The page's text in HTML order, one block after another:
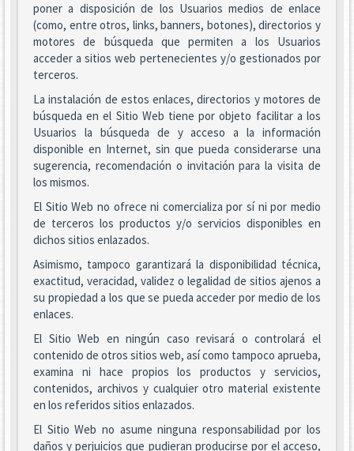
poner a disposición de los Usuarios medios de enlace
(como, entre otros, links, banners, botones), directorios y
motores de búsqueda que permiten a los Usuarios
acceder a sitios web pertenecientes y/o gestionados por
terceros.
La instalación de estos enlaces, directorios y motores de
búsqueda en el Sitio Web tiene por objeto facilitar a los
Usuarios la búsqueda de y acceso a la información
disponible en Internet, sin que pueda considerarse una
sugerencia, recomendación o invitación para la visita de
los mismos.
El Sitio Web no ofrece ni comercializa por sí ni por medio
de terceros los productos y/o servicios disponibles en
dichos sitios enlazados.
Asimismo, tampoco garantizará la disponibilidad técnica,
exactitud, veracidad, validez o legalidad de sitios ajenos a
su propiedad a los que se pueda acceder por medio de los
enlaces.
El Sitio Web en ningún caso revisará o controlará el
contenido de otros sitios web, así como tampoco aprueba,
examina ni hace propios los productos y servicios,
contenidos, archivos y cualquier otro material existente
en los referidos sitios enlazados.
El Sitio Web no asume ninguna responsabilidad por los
daños y perjuicios que pudieran producirse por el acceso,